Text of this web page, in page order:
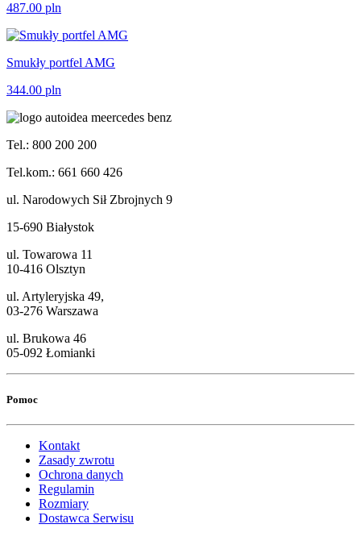
487.00 pln
Smukły portfel AMG
344.00 pln
Tel.: 800 200 200
Tel.kom.: 661 660 426
ul. Narodowych Sił Zbrojnych 9
15-690 Białystok
ul. Towarowa 11
10-416 Olsztyn
ul. Artyleryjska 49,
03-276 Warszawa
ul. Brukowa 46
05-092 Łomianki
Pomoc
Kontakt
Zasady zwrotu
Ochrona danych
Regulamin
Rozmiary
Dostawca Serwisu